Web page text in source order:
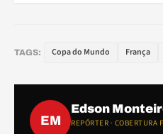
TAGS: Copa do Mundo França
EM
Edson
REPÓRTER · COBERTURA